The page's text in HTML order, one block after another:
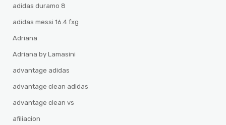
adidas duramo 8
adidas messi 16.4 fxg
Adriana
Adriana by Lamasini
advantage adidas
advantage clean adidas
advantage clean vs
afiliacion